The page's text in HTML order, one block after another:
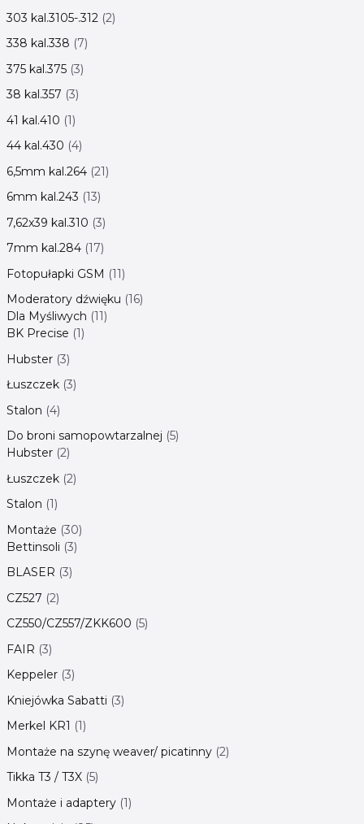
303 kal.3105-.312 2
338 kal.338 7
375 kal.375 3
38 kal.357 3
41 kal.410 1
44 kal.430 4
6,5mm kal.264 21
6mm kal.243 13
7,62x39 kal.310 3
7mm kal.284 17
Fotopułapki GSM 11
Moderatory dźwięku 16
Dla Myśliwych 11
BK Precise 1
Hubster 3
Łuszczek 3
Stalon 4
Do broni samopowtarzalnej 5
Hubster 2
Łuszczek 2
Stalon 1
Montaże 30
Bettinsoli 3
BLASER 3
CZ527 2
CZ550/CZ557/ZKK600 5
FAIR 3
Keppeler 3
Kniejówka Sabatti 3
Merkel KR1
1
Montaże na szynę weaver/ picatinny 2
Tikka T3 / T3X 5
Montaże i adaptery 1